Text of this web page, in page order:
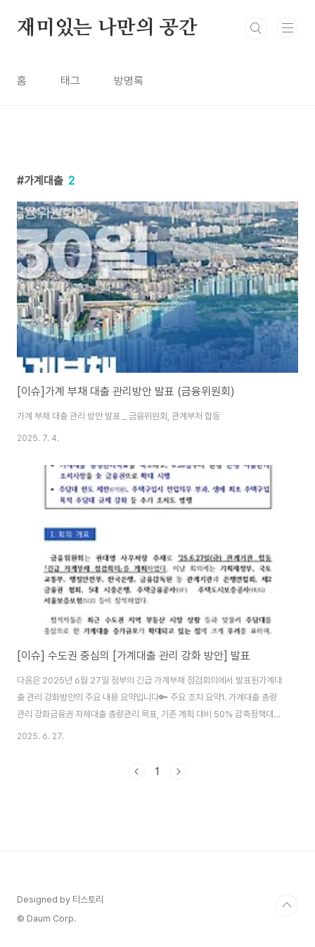
재미있는 나만의 공간
홈 태그 방명록
가계대출 2
[이슈]가계 부채 대출 관리방안 발표 (금융위원회)
가계 부채 대출 관리 방안 발표 _ 금융위원회, 관계부처 합동
2025. 7. 4.
[이슈] 수도권 중심의 [가계대출 관리 강화 방안] 발표
다음은 2025년 6월 27일 정부의 긴급 가계부채 점검회의에서 발표된가계대
출 관리 강화방안의 주요 내용 요약입니다🔑 주요 조치 요약1. 가계대출 총량
관리 강화금융권 자체대출 총량관리 목표, 기존 계획 대비 50% 감축정책대출
(디딤돌, 버팀목, 보금자리론 등) 연간 공급계획의 25% 감축2. 수도권·규제지
2025. 6. 27.
1
Designed by 티스토리
© Daum Corp.